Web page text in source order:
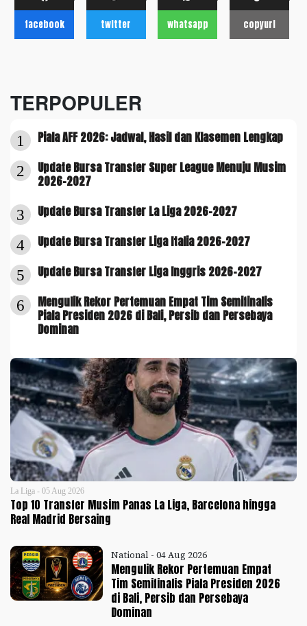
facebook twitter whatsapp copyurl
TERPOPULER
1 Piala AFF 2026: Jadwal, Hasil dan Klasemen Lengkap
2
Update Bursa Transfer Super League Menuju Musim
2026-2027
3 Update Bursa Transfer La Liga 2026-2027
4 Update Bursa Transfer Liga Italia 2026-2027
5 Update Bursa Transfer Liga Inggris 2026-2027
6
Mengulik Rekor Pertemuan Empat Tim Semifinalis
Piala Presiden 2026 di Bali, Persib dan Persebaya
Dominan
La Liga - 05 Aug 2026
Top 10 Transfer Musim Panas La Liga, Barcelona hingga
Real Madrid Bersaing
National - 04 Aug 2026
Mengulik Rekor Pertemuan Empat
Tim Semifinalis Piala Presiden 2026
di Bali, Persib dan Persebaya
Dominan